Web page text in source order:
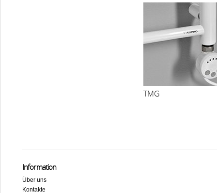
TMG
Information
Über uns
Kontakte